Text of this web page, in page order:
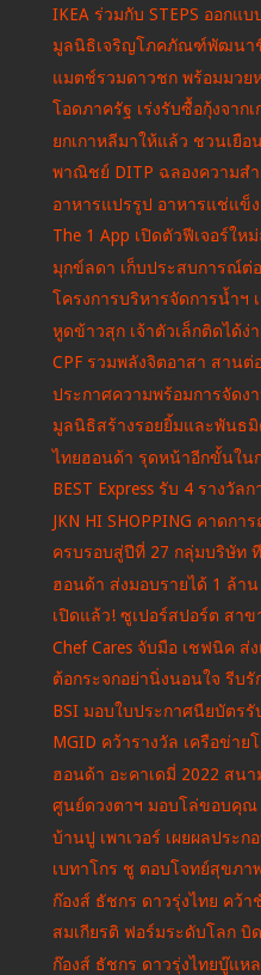
IKEA ร่วมกับ STEPS ออก
มูลนิธิเจริญโภคภัณฑ์พัฒนา
แมตช์รวมดาวชก พร้อมมวย
โอดภาครัฐ เร่งรับซื้อกุ้งจาก
ยกเกาหลีมาให้แล้ว ชวนเยื
พาณิชย์ DITP ฉลองความสำ
อาหารแปรรูป อาหารแช่แข็
The 1 App เปิดตัวฟีเจอร์ให
มุกข์ลดา เก็บประสบการณ์ต่
โครงการบริหารจัดการน้ำฯ
หูดข้าวสุก เจ้าตัวเล็กติดได้ง่
CPF รวมพลังจิตอาสา สานต่
ประกาศความพร้อมการจัดงา
มูลนิธิสร้างรอยยิ้มและพันธ
ไทยฮอนด้า รุดหน้าอีกขั้นในก
BEST Express รับ 4 รางวั
JKN HI SHOPPING คาดก
ครบรอบสู่ปีที่ 27 กลุ่มบริษัท ที
ฮอนด้า ส่งมอบรายได้ 1 ล้าน
เปิดแล้ว! ซูเปอร์สปอร์ต สา
Chef Cares จับมือ เชฟนิค ส่
ต้อกระจกอย่านิ่งนอนใจ รีบ
BSI มอบใบประกาศนียบัตรรั
MGID คว้ารางวัล เครือข่า
ฮอนด้า อะคาเดมี่ 2022 สน
ศูนย์ดวงตาฯ มอบโล่ขอบคุณ
บ้านปู เพาเวอร์ เผยผลประก
เบทาโกร ชู ตอบโจทย์สุขภา
ก๊องส์ ธัชกร ดาวรุ่งไทย คว้
สมเกียรติ ฟอร์มระดับโลก
ก๊องส์ ธัชกร ดาวรุ่งไทยบู๊แห